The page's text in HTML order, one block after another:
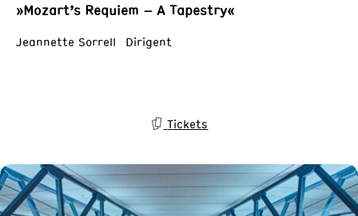
»Mozart’s Requiem – A Tapestry«
Jeannette Sorrell Dirigent
Tickets